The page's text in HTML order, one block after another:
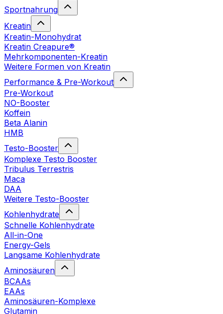
Sportnahrung
Kreatin
Kreatin-Monohydrat
Kreatin Creapure®
Mehrkomponenten-Kreatin
Weitere Formen von Kreatin
Performance & Pre-Workout
Pre-Workout
NO-Booster
Koffein
Beta Alanin
HMB
Testo-Booster
Komplexe Testo Booster
Tribulus Terrestris
Maca
DAA
Weitere Testo-Booster
Kohlenhydrate
Schnelle Kohlenhydrate
All-in-One
Energy-Gels
Langsame Kohlenhydrate
Aminosäuren
BCAAs
EAAs
Aminosäuren-Komplexe
Glutamin